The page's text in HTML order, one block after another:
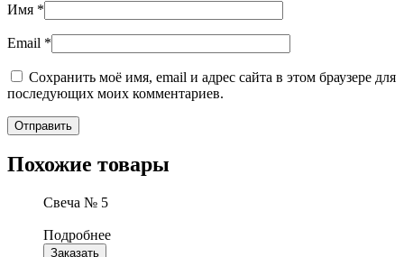
Имя *
Email *
Сохранить моё имя, email и адрес сайта в этом браузере для
последующих моих комментариев.
Похожие товары
Свеча № 5
Подробнее
Заказать